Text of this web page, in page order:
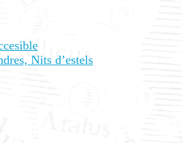
Nits d’estels